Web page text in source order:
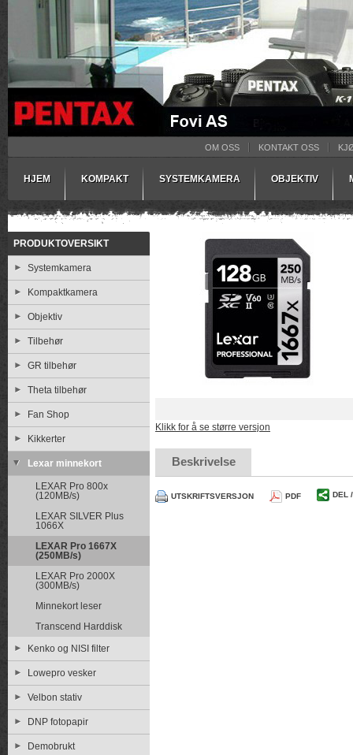
OM OSS KONTAKT OSS
HJEM KOMPAKT SYSTEMKAMERA OBJEKTIV
PRODUKTOVERSIKT
Systemkamera
Kompaktkamera
Objektiv
Tilbehør
GR tilbehør
Theta tilbehør
Fan Shop
Kikkerter
Lexar minnekort
LEXAR Pro 800x
(120MB/s)
LEXAR SILVER Plus
1066X
LEXAR Pro 1667X
(250MB/s)
LEXAR Pro 2000X
(300MB/s)
Minnekort leser
Transcend Harddisk
Kenko og NISI filter
Lowepro vesker
Velbon stativ
DNP fotopapir
Demobrukt
Klikk for å se større versjon
Beskrivelse
UTSKRIFTSVERSJON PDF DEL